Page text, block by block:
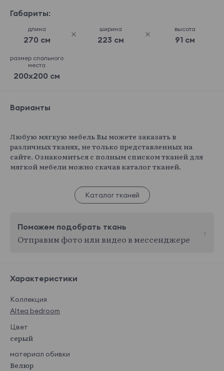
Габариты:
длина
270 см
ширина
223 см
высота
91 см
размер спального
места
200x200 см
Варианты
Любую мягкую мебель Вы можете заказать в
различных тканях, не только представленных на
сайте. Ознакомиться с полным списком тканей для
мягкой мебели можно скачав каталог тканей.
Каталог тканей
Поможем подобрать ткань
Отправим фото или видео в мессенджере
Характеристики
Коллекция
Altea bedroom
Цвет
серый
материал обивки
Велюр